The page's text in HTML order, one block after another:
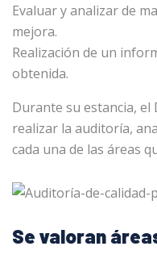
Evaluar y analizar de
mejora.
Realización de un
obtenida.
Durante su estancia, el
realizar la auditoría,
cada una de las áreas
Se valoran